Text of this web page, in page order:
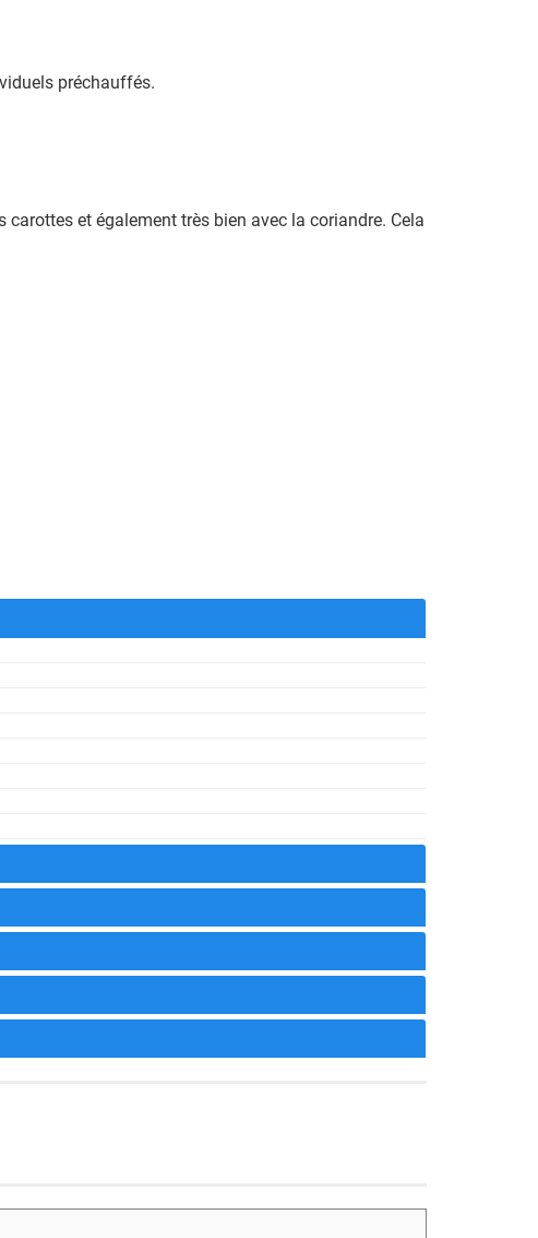
préchauffés.
et également très bien avec la coriandre. Cela